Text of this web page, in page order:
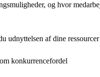
og hvor
udnyttelsen af dine ressourcer
konkurrencefordel